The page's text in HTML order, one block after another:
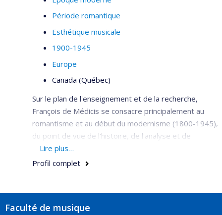
Période romantique
Esthétique musicale
1900-1945
Europe
Canada (Québec)
Sur le plan de l'enseignement et de la recherche,
François de Médicis se consacre principalement au
romantisme et au début du modernisme (1800-1945),
du point de vue de l'histoire, de l'analyse et de
l'esthétique. Ses travaux touchent plus particulièrement
la musique française et russe moderne. Ainsi, sa
d'apprentissage de Claude Debussy (1880-1902) du
Lire plus…
Profil complet
Faculté de musique